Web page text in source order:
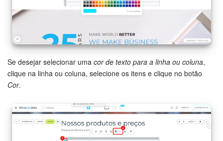
Se desejar selecionar uma cor de texto para a linha ou coluna,
clique na linha ou coluna, selecione os itens e clique no botão
Cor.